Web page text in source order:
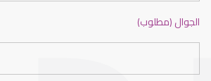
ضعف نظر الاطفال
الجوال (مطلوب)